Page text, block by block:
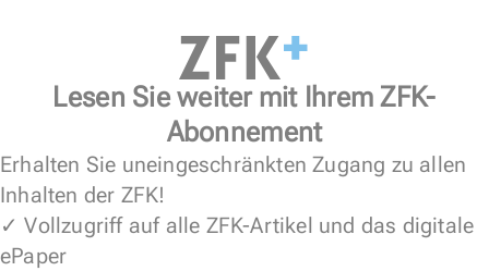
Lesen Sie weiter mit Ihrem ZFK-
Abonnement
Erhalten Sie uneingeschränkten Zugang zu allen
Inhalten der ZFK!
✓ Vollzugriff auf alle ZFK-Artikel und das digitale
ePaper